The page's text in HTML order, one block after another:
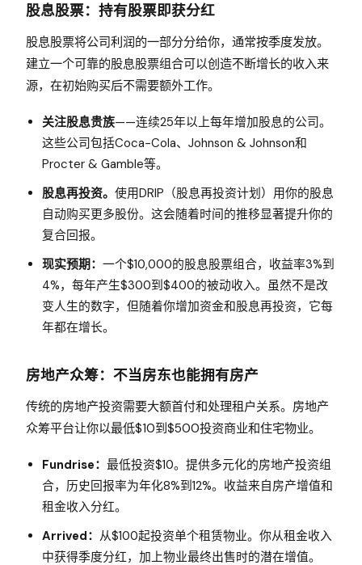
股息股票：持有股票即获分红
股息股票将公司利润的一部分分给你，通常按季度发放。
建立一个可靠的股息股票组合可以创造不断增长的收入来
源，在初始购买后不需要额外工作。
关注股息贵族——连续25年以上每年增加股息的公司。
这些公司包括Coca-Cola、Johnson & Johnson和
Procter & Gamble等。
股息再投资。 使用DRIP（股息再投资计划）用你的股息
自动购买更多股份。这会随着时间的推移显著提升你的
复合回报。
现实预期： 一个$10,000的股息股票组合，收益率3%到
4%，每年产生$300到$400的被动收入。虽然不是改
变人生的数字，但随着你增加资金和股息再投资，它每
年都在增长。
房地产众筹：不当房东也能拥有房产
传统的房地产投资需要大额首付和处理租户关系。房地产
众筹平台让你以最低$10到$500投资商业和住宅物业。
Fundrise： 最低投资$10。提供多元化的房地产投资组
合，历史回报率为年化8%到12%。收益来自房产增值和
租金收入分红。
Arrived： 从$100起投资单个租赁物业。你从租金收入
中获得季度分红，加上物业最终出售时的潜在增值。